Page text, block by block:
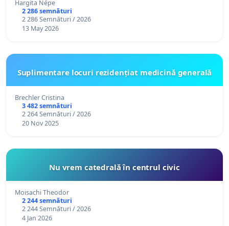
Hargita Népe
2 286 semnături
2 286 Semnături / 2026
13 May 2026
Suplimentare locuri rezidențiat medicină generală
Brechler Cristina
3 482 semnături
2 264 Semnături / 2026
20 Nov 2025
Nu vrem catedrală în centrul civic
Moisachi Theodor
2 244 semnături
2 244 Semnături / 2026
4 Jan 2026